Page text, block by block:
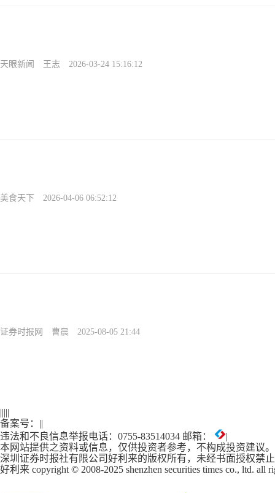
天眼新闻 王志 2026-03-24 15:16:12
美食天下 2026-04-06 06:52:12
证券时报网 曹晨 2025-08-05 21:44
|||||
备案号： ||
违法和不良信息举报电话：0755-83514034 邮箱：
|
本网站提供之资料或信息，仅供投资者参考，不构成投资建议。
深圳证券时报社有限公司好利来的版权所有，未经书面授权禁
好利来 copyright © 2008-2025 shenzhen securities times co., ltd. all